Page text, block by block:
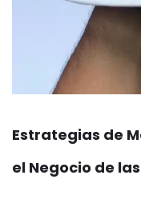
Estrategias de
el Negocio de